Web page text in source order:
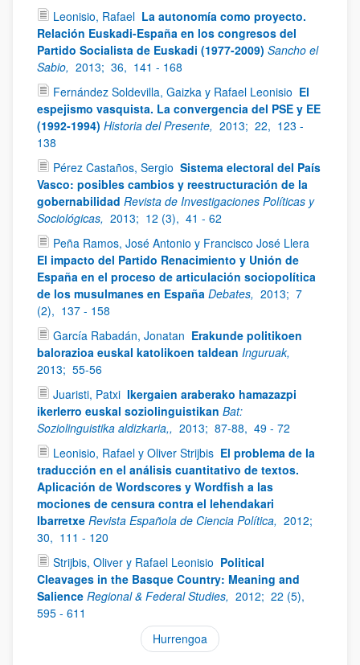
Leonisio, Rafael La autonomía como proyecto.
Relación Euskadi-España en los congresos del
Partido Socialista de Euskadi (1977-2009) Sancho el
Sabio, 2013; 36, 141 - 168
Fernández Soldevilla, Gaizka y Rafael Leonisio El
espejismo vasquista. La convergencia del PSE y EE
(1992-1994) Historia del Presente, 2013; 22, 123 -
138
Pérez Castaños, Sergio Sistema electoral del País
Vasco: posibles cambios y reestructuración de la
gobernabilidad Revista de Investigaciones Políticas y
Sociológicas, 2013; 12 (3), 41 - 62
Peña Ramos, José Antonio y Francisco José Llera
El impacto del Partido Renacimiento y Unión de
España en el proceso de articulación sociopolítica
de los musulmanes en España Debates, 2013; 7
(2), 137 - 158
García Rabadán, Jonatan Erakunde politikoen
balorazioa euskal katolikoen taldean Inguruak,
2013; 55-56
Juaristi, Patxi Ikergaien araberako hamazazpi
ikerlerro euskal soziolinguistikan Bat:
Soziolinguistika aldizkaria,, 2013; 87-88, 49 - 72
Leonisio, Rafael y Oliver Strijbis El problema de la
traducción en el análisis cuantitativo de textos.
Aplicación de Wordscores y Wordfish a las
mociones de censura contra el lehendakari
Ibarretxe Revista Española de Ciencia Política, 2012;
30, 111 - 120
Strijbis, Oliver y Rafael Leonisio Political
Cleavages in the Basque Country: Meaning and
Salience Regional & Federal Studies, 2012; 22 (5),
595 - 611
Hurrengoa